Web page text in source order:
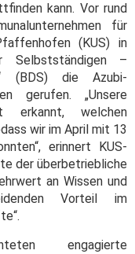
kann. Vor rund
für
(KUS) in
Selbstständigen –
(BDS) die Azubi-
gerufen. „Unsere
erkannt, welchen
wir im April mit 13
erinnert KUS-
der überbetriebliche
an Wissen und
Vorteil im
engagierte